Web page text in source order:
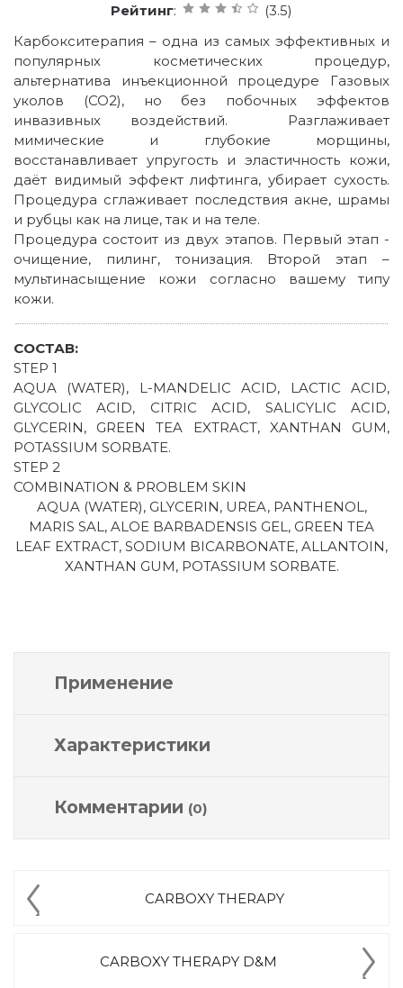
Рейтинг:
(3.5)
Карбокситерапия – одна из самых эффективных и
популярных косметических процедур,
альтернатива инъекционной процедуре Газовых
уколов (СО2), но без побочных эффектов
инвазивных воздействий. Разглаживает
мимические и глубокие морщины,
восстанавливает упругость и эластичность кожи,
даёт видимый эффект лифтинга, убирает сухость.
Процедура сглаживает последствия акне, шрамы
и рубцы как на лице, так и на теле.
Процедура состоит из двух этапов. Первый этап -
очищение, пилинг, тонизация. Второй этап –
мультинасыщение кожи согласно вашему типу
кожи.
СОСТАВ:
STEP 1
AQUA (WATER), L-MANDELIC ACID, LACTIC ACID,
GLYCOLIC ACID, CITRIC ACID, SALICYLIC ACID,
GLYCERIN, GREEN TEA EXTRACT, XANTHAN GUM,
POTASSIUM SORBATE.
STEP 2
COMBINATION & PROBLEM SKIN
AQUA (WATER), GLYCERIN, UREA, PANTHENOL,
MARIS SAL, ALOE BARBADENSIS GEL, GREEN TEA
LEAF EXTRACT, SODIUM BICARBONATE, ALLANTOIN,
XANTHAN GUM, POTASSIUM SORBATE.
Применение
Характеристики
Комментарии (0)
CARBOXY THERAPY
CARBOXY THERAPY D&M